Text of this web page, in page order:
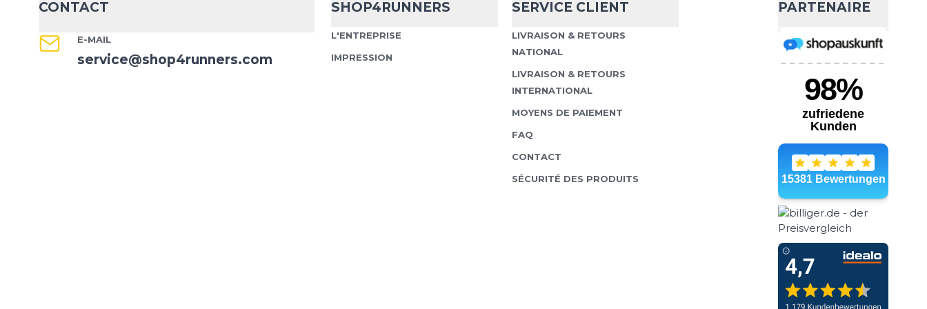
CONTACT
E-MAIL
service@shop4runners.com
SHOP4RUNNERS
L'ENTREPRISE
IMPRESSION
SERVICE CLIENT
LIVRAISON & RETOURS
NATIONAL
LIVRAISON & RETOURS
INTERNATIONAL
MOYENS DE PAIEMENT
FAQ
CONTACT
SÉCURITÉ DES PRODUITS
PARTENAIRE